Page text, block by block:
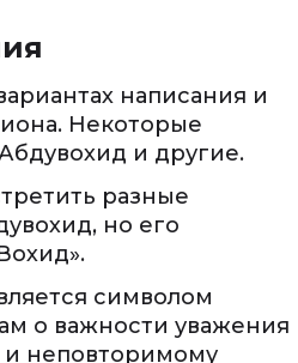
написания и
Некоторые
и другие.
разные
но его
символом
о важности уважения
неповторимому